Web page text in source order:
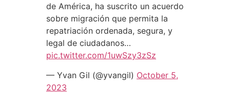
de América, ha suscrito un acuerdo
sobre migración que permita la
repatriación ordenada, segura, y
legal de ciudadanos…
pic.twitter.com/1uwSzy3zSz
— Yvan Gil (@yvangil) October 5,
2023